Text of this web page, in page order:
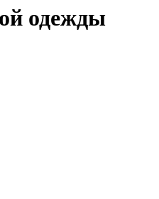
одежды